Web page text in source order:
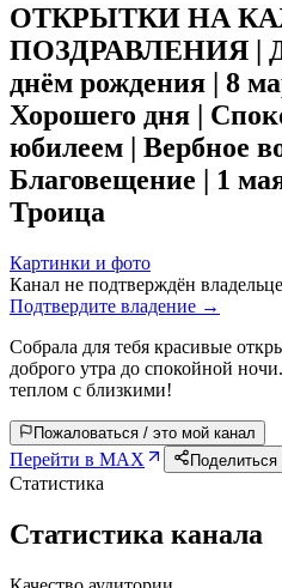
ОТКРЫТКИ НА
ПОЗДРАВЛЕНИЯ |
днём рождения | 8
Хорошего дня |
юбилеем | Вербное
Благовещение | 1
Троица
Картинки и фото
Канал не подтверждён
Подтвердите владение →
Собрала для тебя красивые
доброго утра до спокойной
теплом с близкими!
Пожаловаться / это мой канал
Перейти в MAX Поделиться
Статистика
Статистика канала